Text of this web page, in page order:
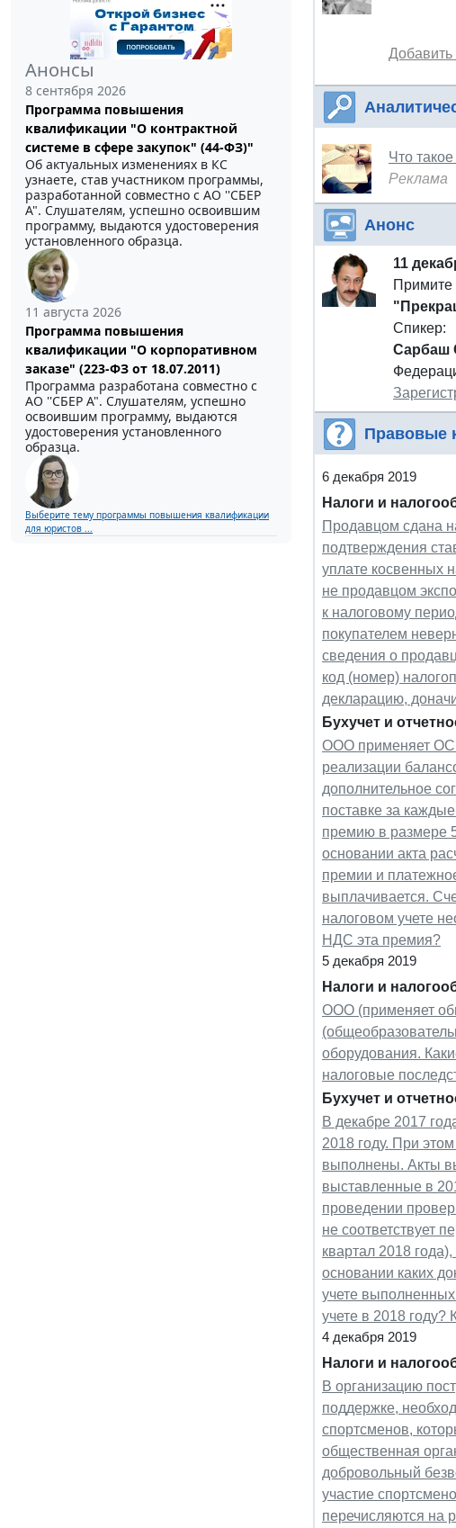
Анонсы
8 сентября 2026
Программа повышения
квалификации "О контрактной
системе в сфере закупок" (44-ФЗ)"
Об актуальных изменениях в КС
узнаете, став участником программы,
разработанной совместно с АО ''СБЕР
А". Слушателям, успешно освоившим
программу, выдаются удостоверения
установленного образца.
11 августа 2026
Программа повышения
квалификации "О корпоративном
заказе" (223-ФЗ от 18.07.2011)
Программа разработана совместно с
АО ''СБЕР А". Слушателям, успешно
освоившим программу, выдаются
удостоверения установленного
образца.
Выберите тему программы повышения квалификации
для юристов ...
Что
Реклама
Анонс
11
Примите
Спикер:
Сарбаш
Правовые
6 декабря 2019
Налоги и
Продавцом сдана
подтверждения
уплате косвенных
не продавцом
к налоговому
покупателем
сведения о
код (номер)
декларацию,
Бухучет и
ООО применяет
реализации
дополнительное
поставке за
премию в размере
основании акта
премии и
выплачивается.
налоговом учете
НДС эта премия?
5 декабря 2019
Налоги и
ООО (применяет
оборудования.
налоговые
Бухучет и
В декабре 2017
2018 году. При
выполнены. Акты
выставленные в
проведении
не соответствует
квартал 2018
основании каких
учете
учете в 2018
4 декабря 2019
Налоги и
В организацию
поддержке,
спортсменов,
общественная
добровольный
участие
перечисляются на